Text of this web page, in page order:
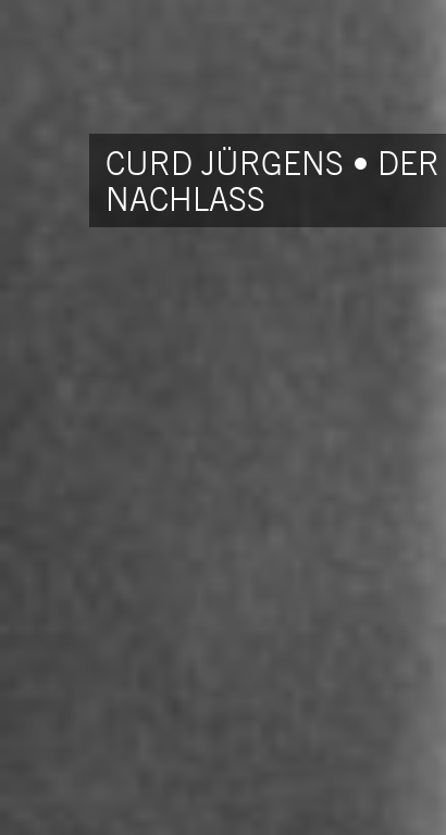
CURD JÜRGENS • DER
NACHLASS